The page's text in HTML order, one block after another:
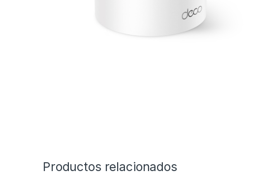
Productos relacionados